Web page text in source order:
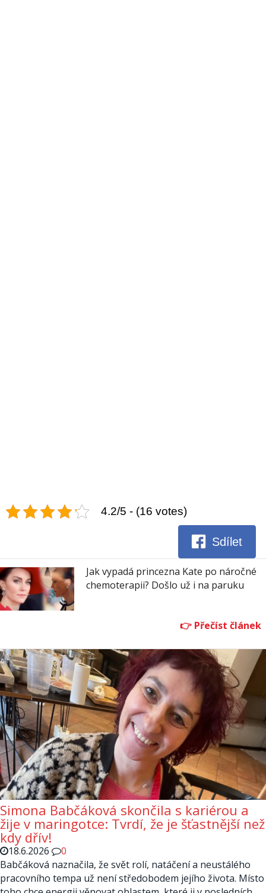
4.2/5 - (16 votes)
Sdílet
Jak vypadá princezna Kate po náročné
chemoterapii? Došlo už i na paruku
Simona Babčáková skončila s kariérou a
žije v maringotce: Tvrdí, že je šťastnější než
kdy dřív!
18.6.2026
0
Babčáková naznačila, že svět rolí, natáčení a neustálého
pracovního tempa už není středobodem jejího života. Místo